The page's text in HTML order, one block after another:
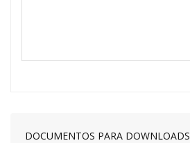
DOCUMENTOS PARA DOWNLOADS